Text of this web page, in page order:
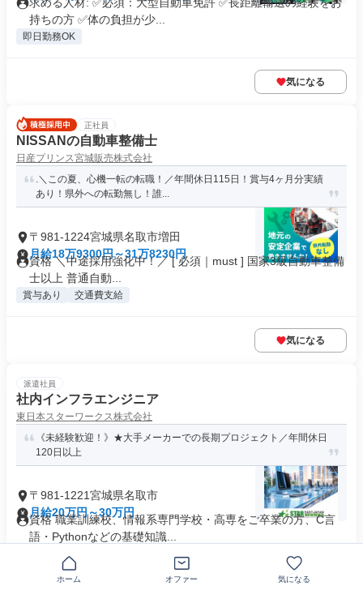
持ちの方 ✅体の負担が少...
即日勤務OK
気になる
正社員
NISSANの自動車整備士
日産プリンス宮城販売株式会社
.＼この夏、心機一転の転職！／年間休日115日！賞与4ヶ月分実績
あり！県外への転勤無し！誰...
〒981-1224宮城県名取市増田
月給18万9300円～31万8230円
資格 ＼中途採用強化中！／ [ 必須｜must ] 国家3級自動車整備
士以上 普通自動...
賞与あり 交通費支給
気になる
派遣社員
社内インフラエンジニア
東日本スターワークス株式会社
《未経験歓迎！》★大手メーカーでの長期プロジェクト／年間休日
120日以上
〒981-1221宮城県名取市
月給20万円～30万円
資格 職業訓練校、情報系専門学校・高専をご卒業の方、C言
語・Pythonなどの基礎知識...
業界未経験歓迎
ホーム オファー 気になる